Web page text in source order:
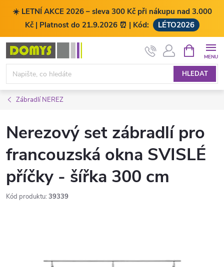
☀️ LETNÍ AKCE 2026 – sleva 300 Kč při nákupu nad 3.000
Kč | Platnost do 21.9.2026 ⏰ | Kód:
LÉTO2026
Přejít
obsah
HLEDAT
NÁKUPNÍ
KOŠÍK
Zábradlí NEREZ
Nerezový set zábradlí pro
francouzská okna SVISLÉ
příčky - šířka 300 cm
Kód produktu: 39339